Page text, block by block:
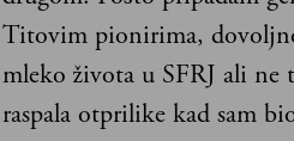
Titovim pionirima,
mleko života u SFRJ ali
raspala otprilike kad sam